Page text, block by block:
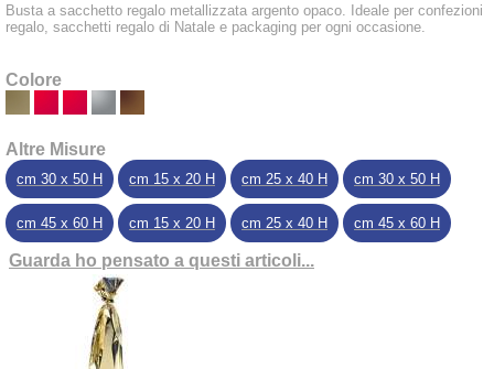
Busta a sacchetto regalo metallizzata argento opaco. Ideale per confezioni
regalo, sacchetti regalo di Natale e packaging per ogni occasione.
Colore
Altre Misure
cm 30 x 50 H cm 15 x 20 H cm 25 x 40 H cm 30 x 50 H
cm 45 x 60 H cm 15 x 20 H cm 25 x 40 H cm 45 x 60 H
Guarda ho pensato a questi articoli...